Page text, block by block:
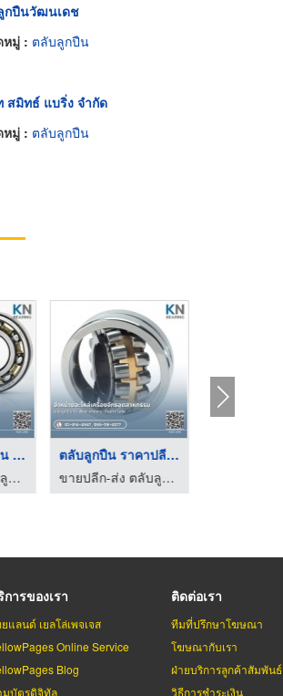
กปืนวัฒนเดช
หมู่ : ตลับลูกปืน
สมิทธ์ แบริ่ง จำกัด
หมู่ : ตลับลูกปืน
จำหน่ายตลับลูกปืน SK ...
ขายปลีก-ส่ง ตลับลูกปืนอุตสาหกรรม นครปฐม
ตลับลูกปืน ราคาปลีก- ...
ขายปลีก-ส่ง ตลับลูกปืนอุตสาหกรรม นครปฐม
การของเรา
แลนด์ เยลโล่เพจเจส
Online Service
Blog
มบัตรดิจิทัล
ติดต่อเรา
ทีมที่ปรึกษาโฆษณา
โฆษณากับเรา
ฝ่ายบริการลูกค้าสัมพันธ์
วิธีการชำระเงิน